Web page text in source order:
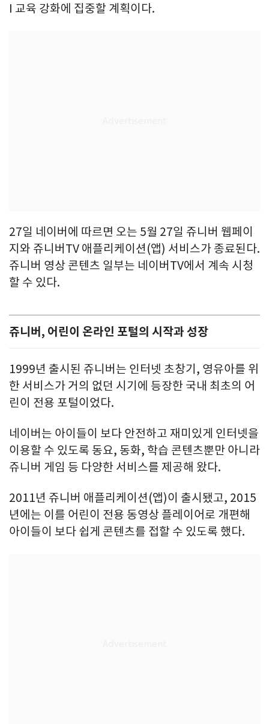
I 교육 강화에 집중할 계획이다.
27일 네이버에 따르면 오는 5월 27일 쥬니버 웹페이
지와 쥬니버TV 애플리케이션(앱) 서비스가 종료된다.
쥬니버 영상 콘텐츠 일부는 네이버TV에서 계속 시청
할 수 있다.
쥬니버, 어린이 온라인 포털의 시작과 성장
1999년 출시된 쥬니버는 인터넷 초창기, 영유아를 위
한 서비스가 거의 없던 시기에 등장한 국내 최초의 어
린이 전용 포털이었다.
네이버는 아이들이 보다 안전하고 재미있게 인터넷을
이용할 수 있도록 동요, 동화, 학습 콘텐츠뿐만 아니라
쥬니버 게임 등 다양한 서비스를 제공해 왔다.
2011년 쥬니버 애플리케이션(앱)이 출시됐고, 2015
년에는 이를 어린이 전용 동영상 플레이어로 개편해
아이들이 보다 쉽게 콘텐츠를 접할 수 있도록 했다.